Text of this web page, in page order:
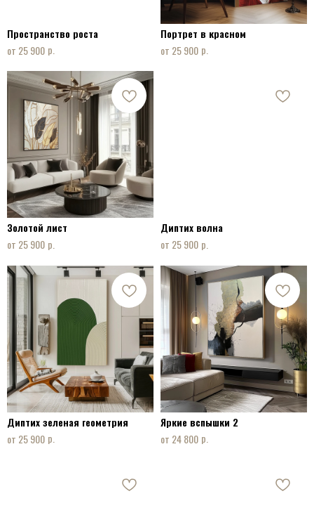
Пространство роста
25 900 р.
Портрет в красном
25 900 р.
Золотой лист
25 900 р.
Диптих волна
25 900 р.
Диптих зеленая геометрия
25 900 р.
Яркие вспышки 2
24 800 р.
КОНТАКТЫ
+7 915 075 94 08
ПОЗВОНИТЬ НАМ:
INFO@ART-INTERIOR-MSK.RU
НАПИСАТЬ НАМ: